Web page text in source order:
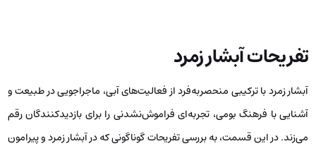
تفریحات آبشار زمرد
آبشار زمرد با ترکیبی منحصربه‌فرد از فعالیت‌های آبی، ماجراجویی در طبیعت و
آشنایی با فرهنگ بومی، تجربه‌ای فراموش‌نشدنی را برای بازدیدکنندگان رقم
می‌زند. در این قسمت، به بررسی تفریحات گوناگونی که در آبشار زمرد و پیرامون